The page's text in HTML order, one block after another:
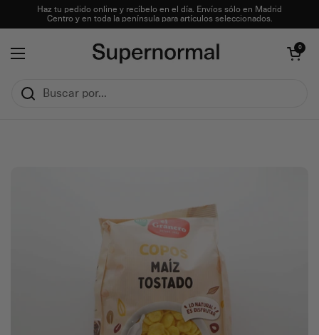
Ir al contenidoHaz tu pedido online y recíbelo en el día. Envíos sólo en Madrid
Centro y en toda la península para artículos seleccionados.
Abrir menú
Abrir carrito
0